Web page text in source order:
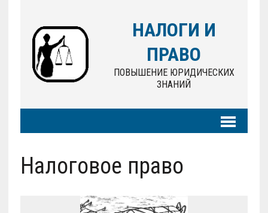
НАЛОГИ И
ПРАВО
ПОВЫШЕНИЕ ЮРИДИЧЕСКИХ
ЗНАНИЙ
Налоговое право